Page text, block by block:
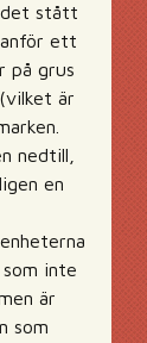
det stått
ett
på grus
är
nedtill,
en
inte
är
som